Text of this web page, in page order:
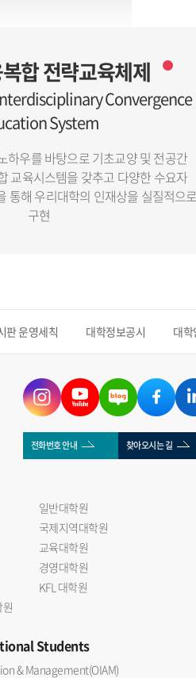
합 전략교육체제
Convergence
System
하우를 바탕으로 기초교양 및 전공간
교육시스템을 갖추고 다양한 수요자
통해 우리대학의 인재상을 실질적으
구현
판 운영세칙 대학정보공시 대
전화번호 안내 찾아오시는 길
일반대학원
국제지역대학원
교육대학원
경영대학원
KFL 대학원
Students
& Management(OIAM)